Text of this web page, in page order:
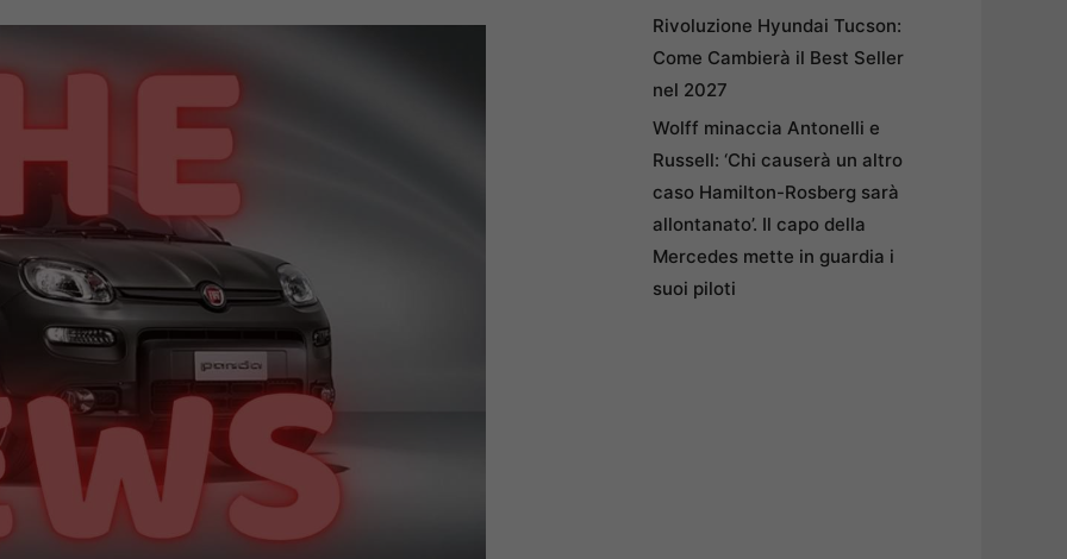
Rivoluzione Hyundai Tucson:
Come Cambierà il Best Seller
nel 2027
Wolff minaccia Antonelli e
Russell: ‘Chi causerà un altro
caso Hamilton-Rosberg sarà
allontanato’. Il capo della
Mercedes mette in guardia i
suoi piloti